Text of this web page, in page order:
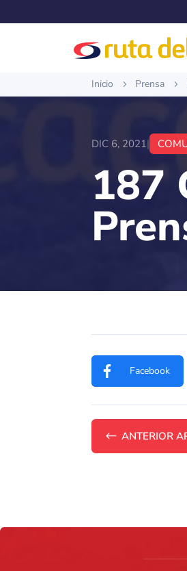
Inicio 5 Prensa 5
DIC 6, 2021|
187
Facebook
# ANTERIOR